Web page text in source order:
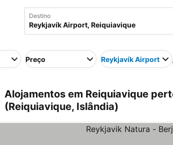
Destino
Preço Reykjavík Airport
Alojamentos em Reiquiavique
(Reiquiavique, Islândia)